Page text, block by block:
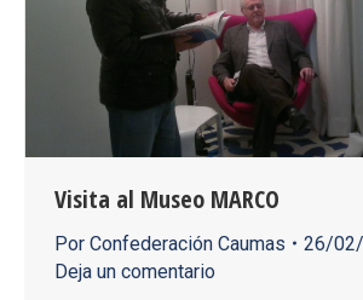
Visita al Museo MARCO
Por Confederación Caumas
26/
Deja un comentario